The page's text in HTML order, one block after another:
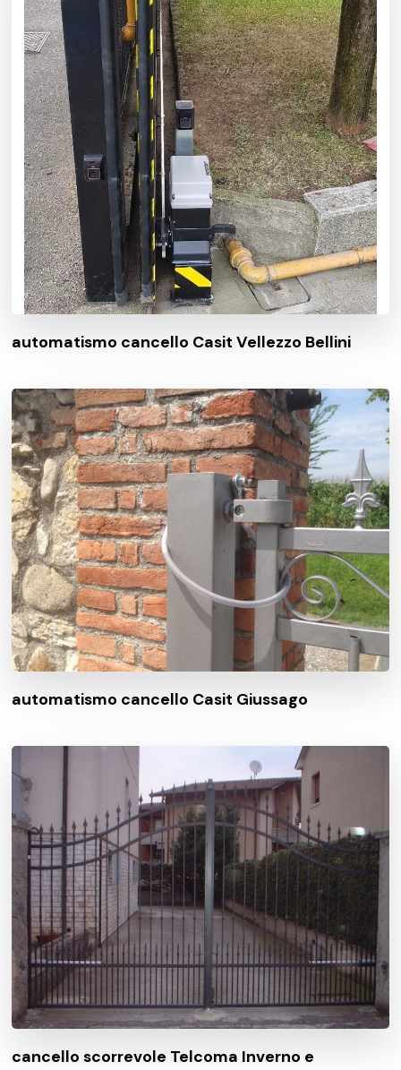
automatismo cancello Casit Vellezzo Bellini
automatismo cancello Casit Giussago
cancello scorrevole Telcoma Inverno e